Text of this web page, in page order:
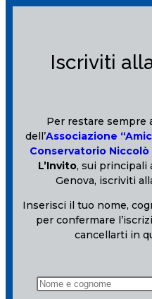
Iscriviti
Per restare sempre
dell’Associazione
Conservatorio Niccolò
L’Invito, sui principali
Genova, iscriviti
Inserisci il tuo nome,
per confermare
cancellarti in